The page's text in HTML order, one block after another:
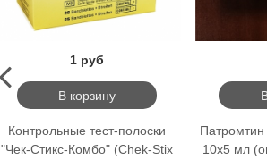
1 руб
В корзину
Контрольные тест-полоски
"Чек-Стикс-Комбо" (Chek-Stix
Патромтин
10х5 мл